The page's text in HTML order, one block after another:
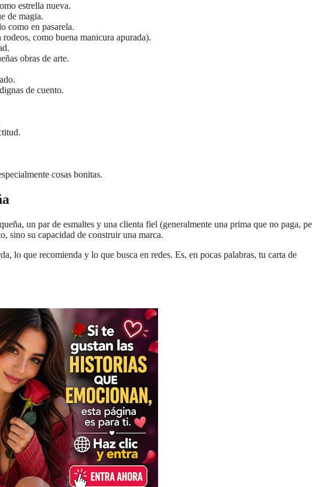
estrella nueva.
de magia.
como en pasarela.
como buena manicura apurada).
obras de arte.
de cuento.
cosas bonitas.
un par de esmaltes y una clienta fiel (generalmente una prima que no paga,
sino su capacidad de construir una marca.
lo que recomienda y lo que busca en redes. Es, en pocas palabras, tu carta de